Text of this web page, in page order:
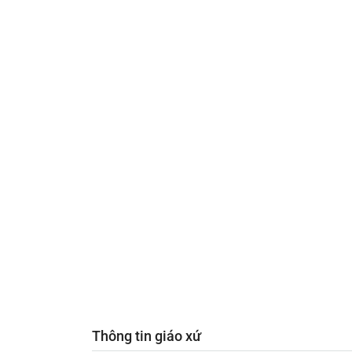
Thông tin giáo xứ